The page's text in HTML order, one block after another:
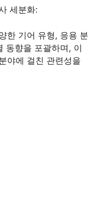
세분화:
한 기어 유형, 응용 분
동향을 포괄하며, 이
야에 걸친 관련성을